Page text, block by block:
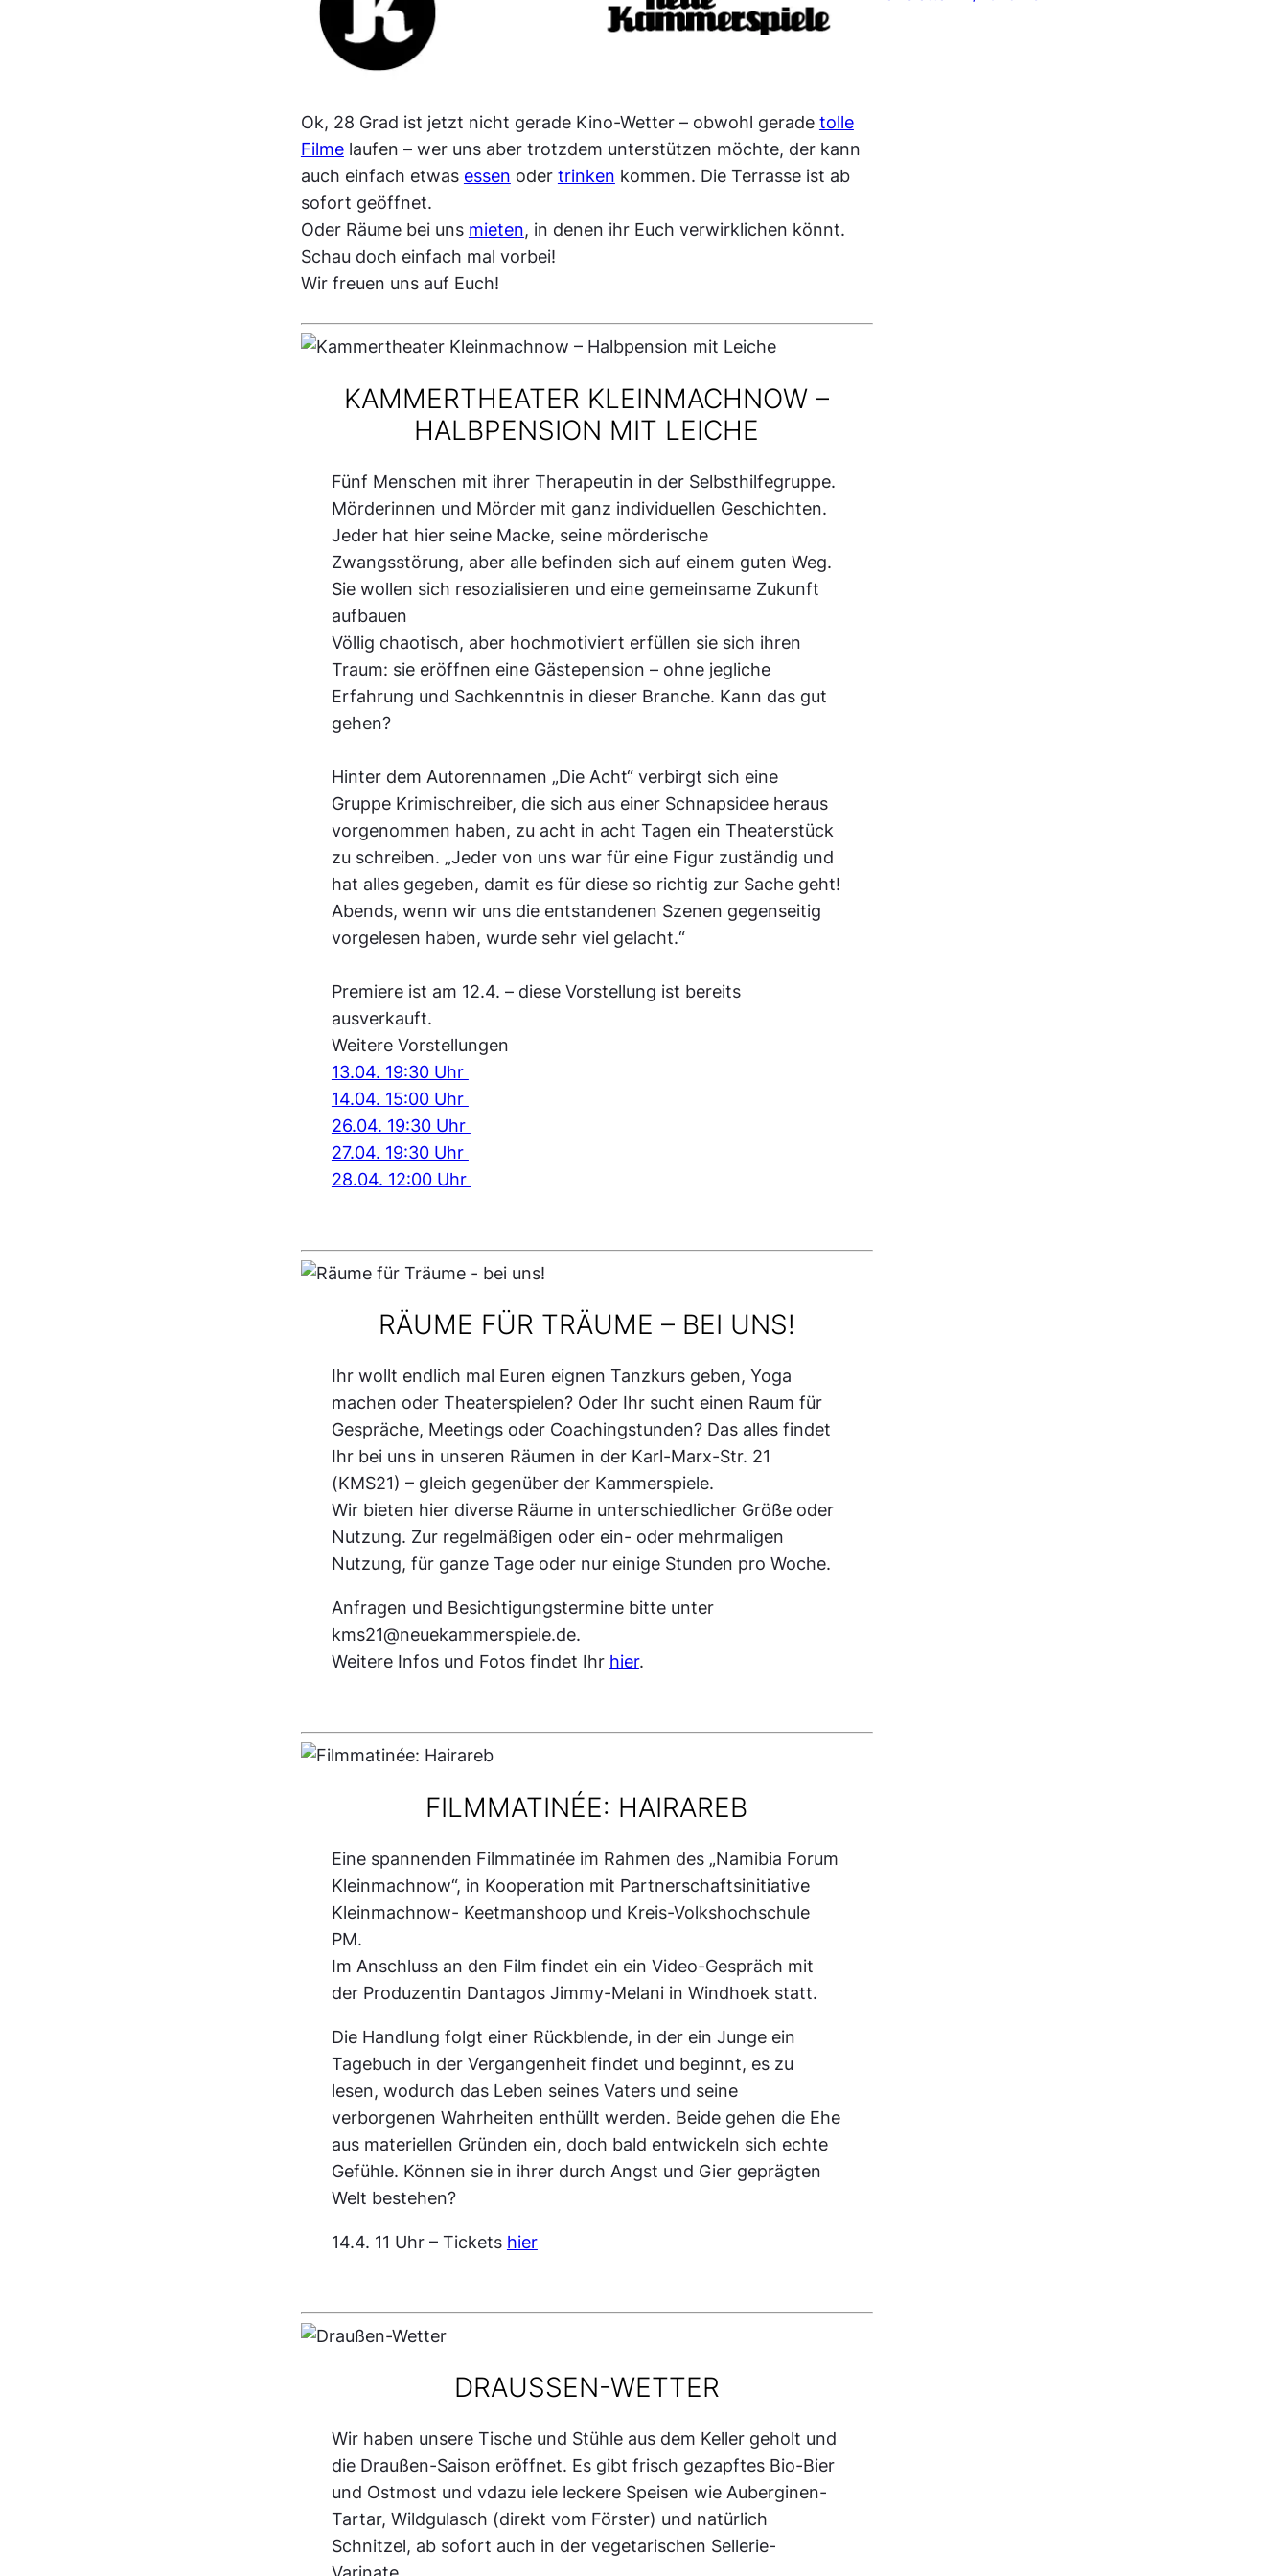
Ok, 28 Grad ist jetzt nicht gerade Kino-Wetter – obwohl gerade tolle
Filmelaufen – wer uns aber trotzdem unterstützen möchte, der kann
auch einfach etwas essen oder trinken kommen. Die Terrasse ist ab
sofort geöffnet.
Oder Räume bei uns mieten, in denen ihr Euch verwirklichen könnt.
Schau doch einfach mal vorbei!
Wir freuen uns auf Euch!
KAMMERTHEATER KLEINMACHNOW –
HALBPENSION MIT LEICHE
Fünf Menschen mit ihrer Therapeutin in der Selbsthilfegruppe.
Mörderinnen und Mörder mit ganz individuellen Geschichten.
Jeder hat hier seine Macke, seine mörderische
Zwangsstörung, aber alle befinden sich auf einem guten Weg.
Sie wollen sich resozialisieren und eine gemeinsame Zukunft
aufbauen
Völlig chaotisch, aber hochmotiviert erfüllen sie sich ihren
Traum: sie eröffnen eine Gästepension – ohne jegliche
Erfahrung und Sachkenntnis in dieser Branche. Kann das gut
gehen?
Hinter dem Autorennamen „Die Acht“ verbirgt sich eine
Gruppe Krimischreiber, die sich aus einer Schnapsidee heraus
vorgenommen haben, zu acht in acht Tagen ein Theaterstück
zu schreiben. „Jeder von uns war für eine Figur zuständig und
hat alles gegeben, damit es für diese so richtig zur Sache geht!
Abends, wenn wir uns die entstandenen Szenen gegenseitig
vorgelesen haben, wurde sehr viel gelacht.“
Premiere ist am 12.4. – diese Vorstellung ist bereits
ausverkauft.
Weitere Vorstellungen
13.04. 19:30 Uhr
14.04. 15:00 Uhr
26.04. 19:30 Uhr
27.04. 19:30 Uhr
28.04. 12:00 Uhr
RÄUME FÜR TRÄUME – BEI UNS!
Ihr wollt endlich mal Euren eignen Tanzkurs geben, Yoga
machen oder Theaterspielen? Oder Ihr sucht einen Raum für
Gespräche, Meetings oder Coachingstunden? Das alles findet
Ihr bei uns in unseren Räumen in der Karl-Marx-Str. 21
(KMS21) – gleich gegenüber der Kammerspiele.
Wir bieten hier diverse Räume in unterschiedlicher Größe oder
Nutzung. Zur regelmäßigen oder ein- oder mehrmaligen
Nutzung, für ganze Tage oder nur einige Stunden pro Woche.
Anfragen und Besichtigungstermine bitte unter
kms21@neuekammerspiele.de.
Weitere Infos und Fotos findet Ihr hier.
FILMMATINÉE: HAIRAREB
Eine spannenden Filmmatinée im Rahmen des „Namibia Forum
Kleinmachnow“, in Kooperation mit Partnerschaftsinitiative
Kleinmachnow- Keetmanshoop und Kreis-Volkshochschule
PM.
Im Anschluss an den Film findet ein ein Video-Gespräch mit
der Produzentin Dantagos Jimmy-Melani in Windhoek statt.
Die Handlung folgt einer Rückblende, in der ein Junge ein
Tagebuch in der Vergangenheit findet und beginnt, es zu
lesen, wodurch das Leben seines Vaters und seine
verborgenen Wahrheiten enthüllt werden. Beide gehen die Ehe
aus materiellen Gründen ein, doch bald entwickeln sich echte
Gefühle. Können sie in ihrer durch Angst und Gier geprägten
Welt bestehen?
14.4. 11 Uhr – Tickets hier
DRAUSSEN-WETTER
Wir haben unsere Tische und Stühle aus dem Keller geholt und
die Draußen-Saison eröffnet. Es gibt frisch gezapftes Bio-Bier
und Ostmost und vdazu iele leckere Speisen wie Auberginen-
Tartar, Wildgulasch (direkt vom Förster) und natürlich
Schnitzel, ab sofort auch in der vegetarischen Sellerie-